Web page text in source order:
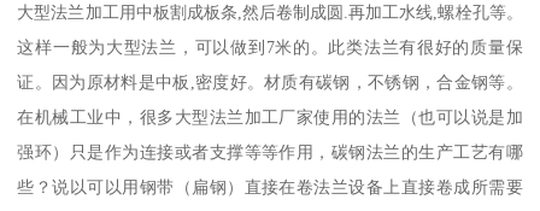
大型法兰加工用中板割成板条,然后卷制成圆.再加工水线,螺栓孔等。
这样一般为大型法兰，可以做到7米的。此类法兰有很好的质量保
证。因为原材料是中板,密度好。材质有碳钢，不锈钢，合金钢等。
在机械工业中，很多大型法兰加工厂家使用的法兰（也可以说是加
强环）只是作为连接或者支撑等等作用，碳钢法兰的生产工艺有哪
些？说以可以用钢带（扁钢）直接在卷法兰设备上直接卷成所需要